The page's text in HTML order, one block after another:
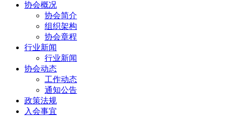
协会概况
协会简介
组织架构
协会章程
行业新闻
行业新闻
协会动态
工作动态
通知公告
政策法规
入会事宜